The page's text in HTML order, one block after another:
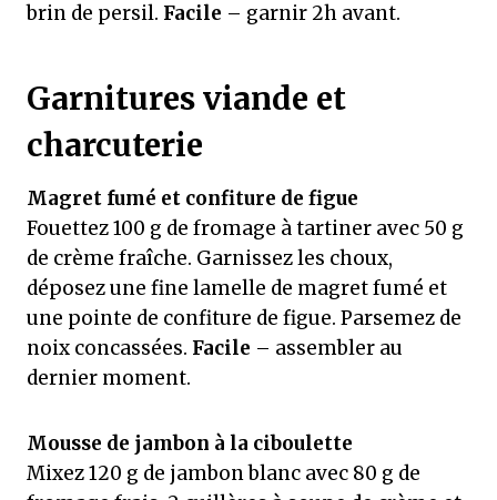
brin de persil. Facile – garnir 2h avant.
Garnitures viande et
charcuterie
Magret fumé et confiture de figue
Fouettez 100 g de fromage à tartiner avec 50 g
de crème fraîche. Garnissez les choux,
déposez une fine lamelle de magret fumé et
une pointe de confiture de figue. Parsemez de
noix concassées. Facile – assembler au
dernier moment.
Mousse de jambon à la ciboulette
Mixez 120 g de jambon blanc avec 80 g de